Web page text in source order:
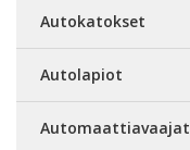
Autokatokset
Autolapiot
Automaattiavaajat